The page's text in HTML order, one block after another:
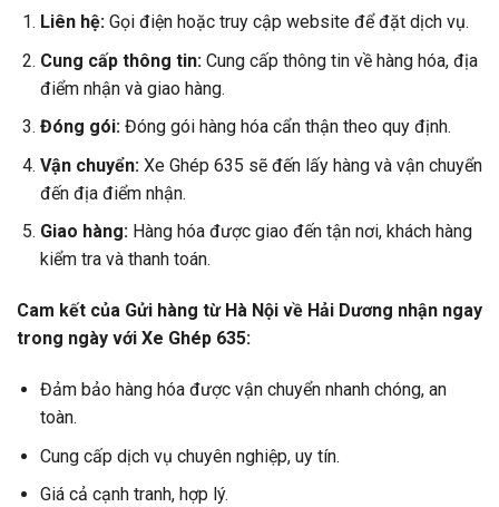
Liên hệ:Gọi điện hoặc truy cập website để đặt dịch vụ.
Cung cấp thông tin:Cung cấp thông tin về hàng hóa, địa
điểm nhận và giao hàng.
Đóng gói:Đóng gói hàng hóa cẩn thận theo quy định.
Vận chuyển:Xe Ghép 635 sẽ đến lấy hàng và vận chuyển
đến địa điểm nhận.
Giao hàng:Hàng hóa được giao đến tận nơi, khách hàng
kiểm tra và thanh toán.
Cam kết của Gửi hàng từ Hà Nội về Hải Dương nhận ngay
trong ngày với Xe Ghép 635:
Đảm bảo hàng hóa được vận chuyển nhanh chóng, an
toàn.
Cung cấp dịch vụ chuyên nghiệp, uy tín.
Giá cả cạnh tranh, hợp lý.